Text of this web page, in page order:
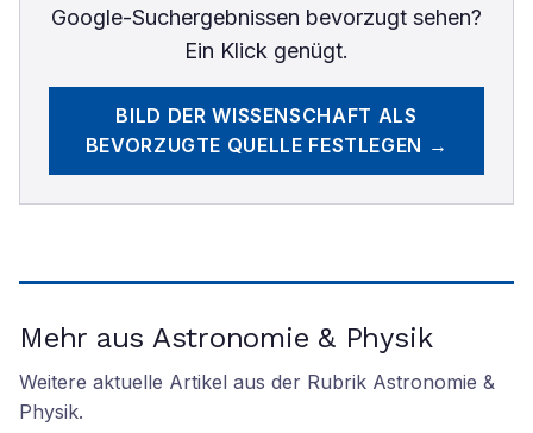
Google-Suchergebnissen bevorzugt sehen?
Ein Klick genügt.
BILD DER WISSENSCHAFT ALS
BEVORZUGTE QUELLE FESTLEGEN →
Mehr aus Astronomie & Physik
Weitere aktuelle Artikel aus der Rubrik Astronomie &
Physik.